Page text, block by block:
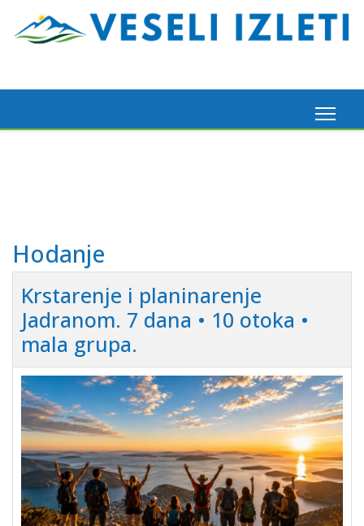
Hodanje
Krstarenje i planinarenje
Jadranom. 7 dana • 10 otoka •
mala grupa.